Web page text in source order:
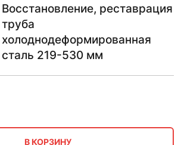
Восстановление, реставрация
труба
холоднодеформированная
сталь 219-530 мм
В КОРЗИНУ